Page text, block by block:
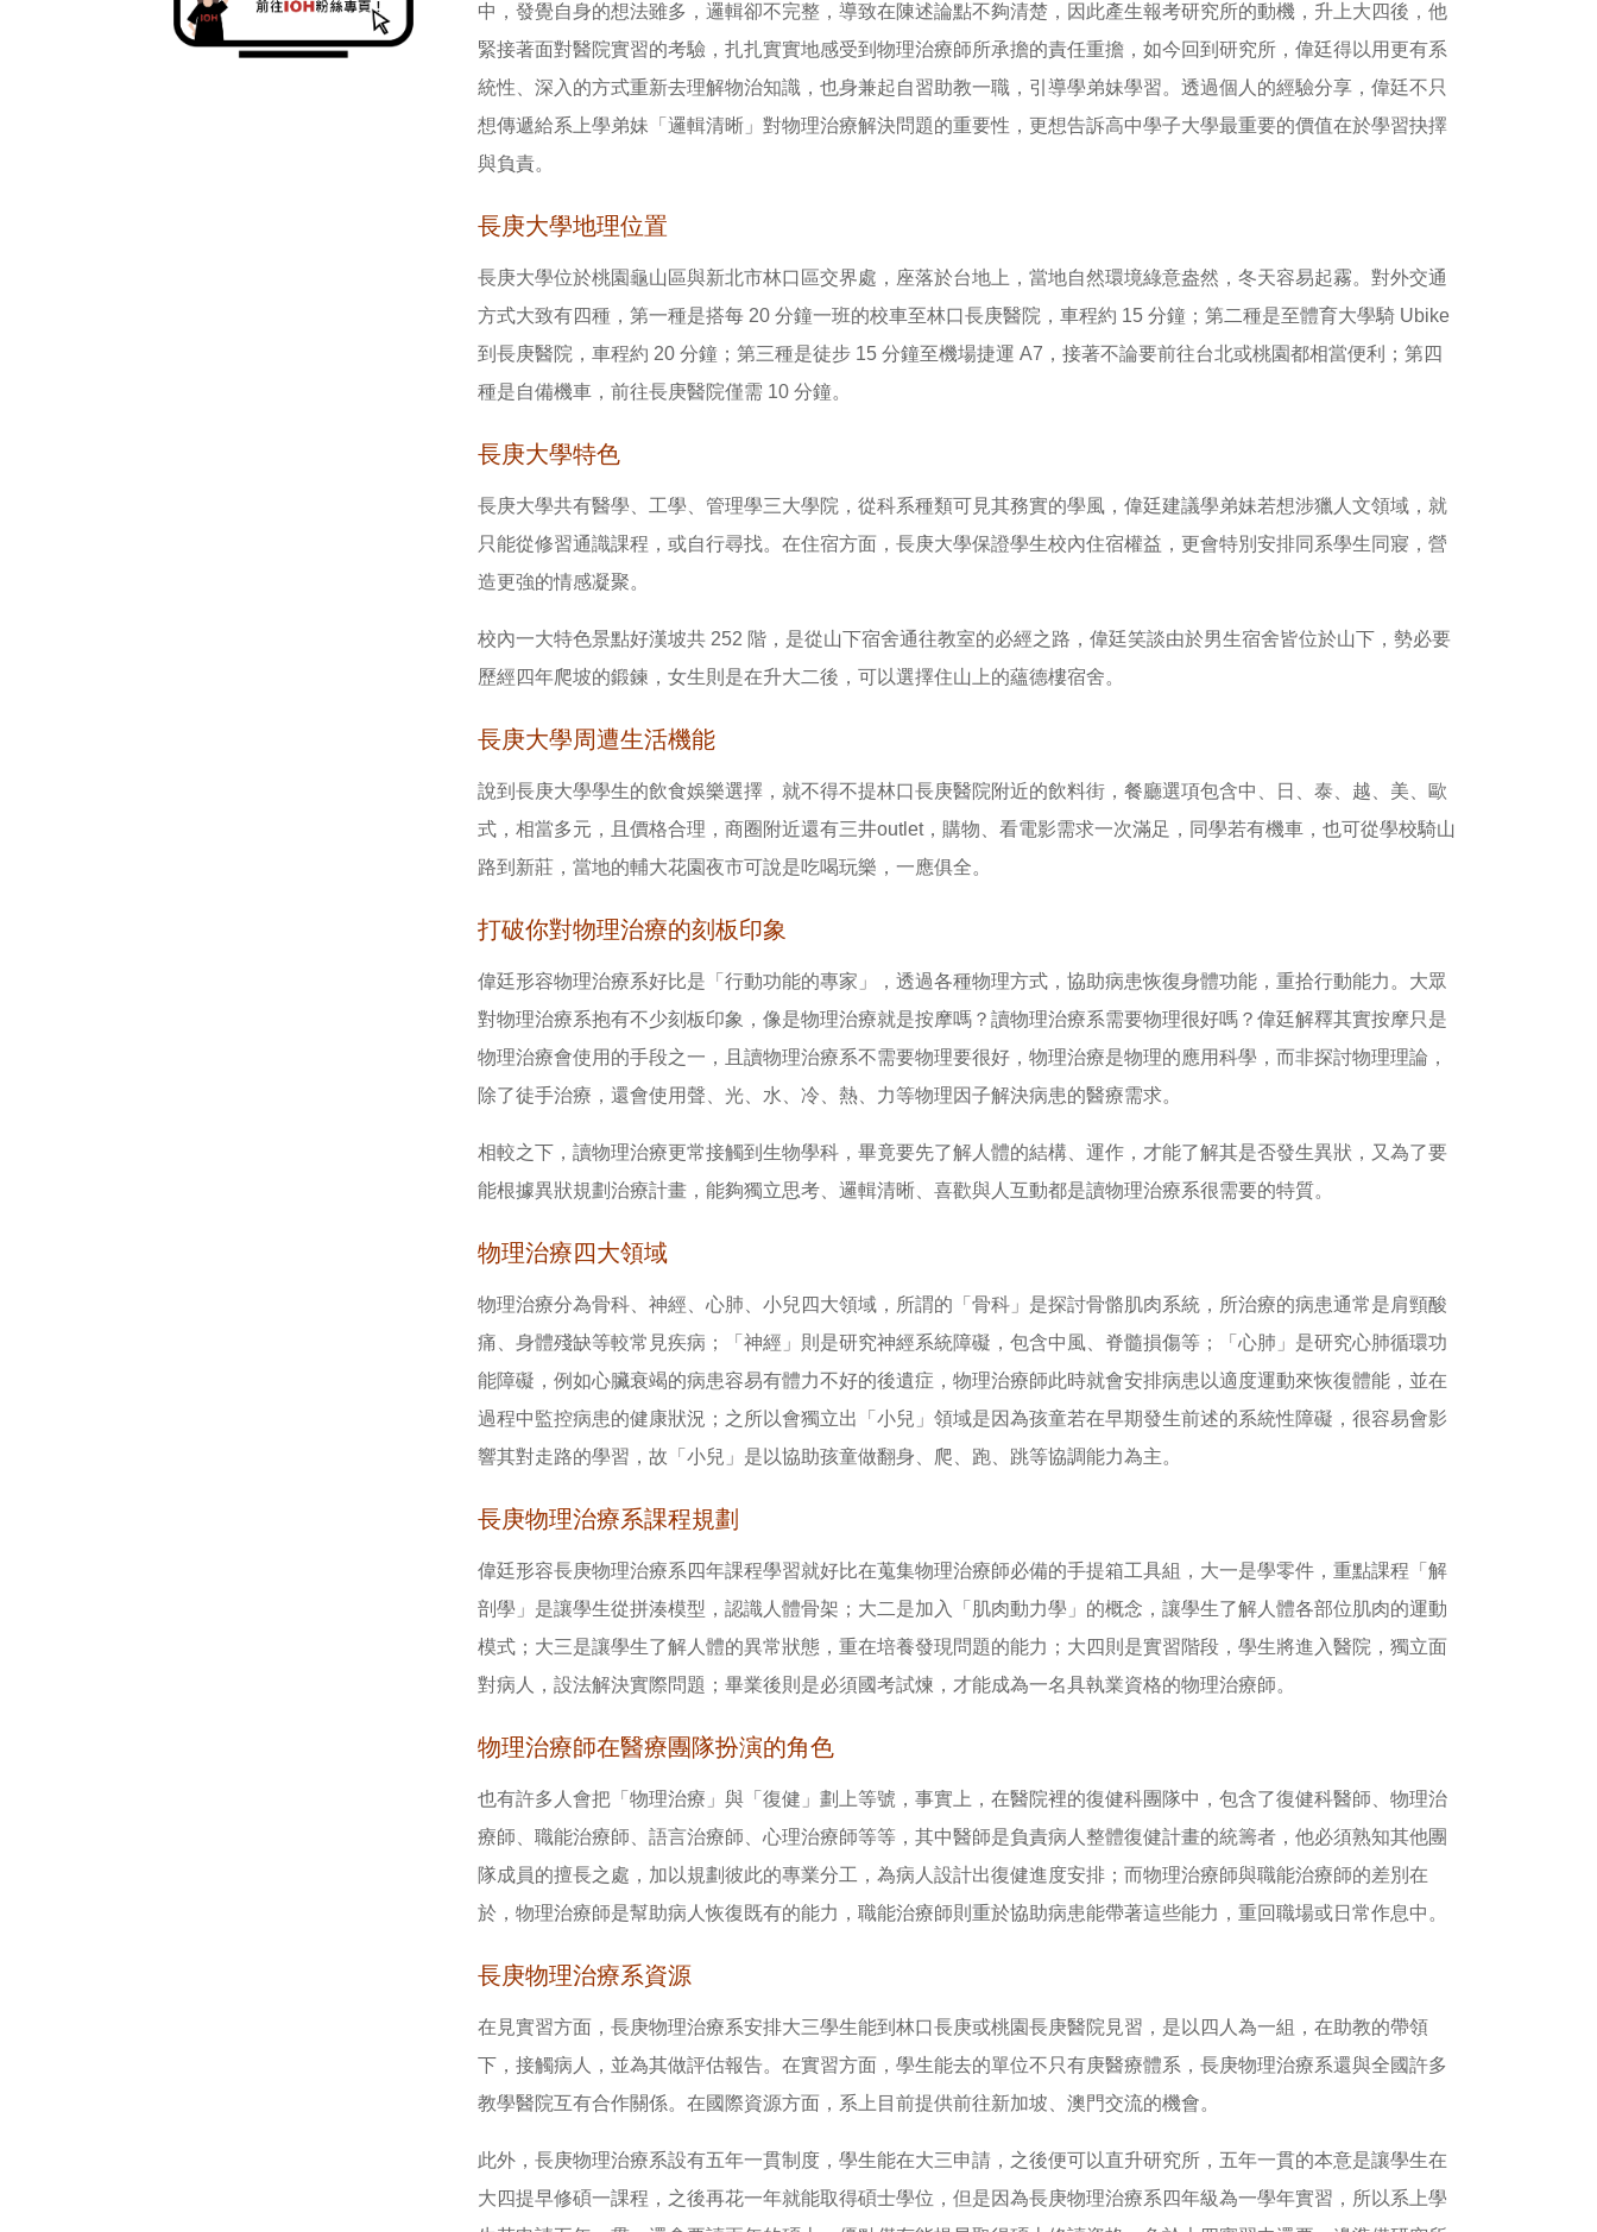
中，發覺自身的想法雖多，邏輯卻不完整，導致在陳述論點不夠清楚，因此產生報考研究所的動機，升上大四後，他
緊接著面對醫院實習的考驗，扎扎實實地感受到物理治療師所承擔的責任重擔，如今回到研究所，偉廷得以用更有系
統性、深入的方式重新去理解物治知識，也身兼起自習助教一職，引導學弟妹學習。透過個人的經驗分享，偉廷不只
想傳遞給系上學弟妹「邏輯清晰」對物理治療解決問題的重要性，更想告訴高中學子大學最重要的價值在於學習抉擇
與負責。
長庚大學地理位置
長庚大學位於桃園龜山區與新北市林口區交界處，座落於台地上，當地自然環境綠意盎然，冬天容易起霧。對外交通
方式大致有四種，第一種是搭每 20 分鐘一班的校車至林口長庚醫院，車程約 15 分鐘；第二種是至體育大學騎 Ubike
到長庚醫院，車程約 20 分鐘；第三種是徒步 15 分鐘至機場捷運 A7，接著不論要前往台北或桃園都相當便利；第四
種是自備機車，前往長庚醫院僅需 10 分鐘。
長庚大學特色
長庚大學共有醫學、工學、管理學三大學院，從科系種類可見其務實的學風，偉廷建議學弟妹若想涉獵人文領域，就
只能從修習通識課程，或自行尋找。在住宿方面，長庚大學保證學生校內住宿權益，更會特別安排同系學生同寢，營
造更強的情感凝聚。
校內一大特色景點好漢坡共 252 階，是從山下宿舍通往教室的必經之路，偉廷笑談由於男生宿舍皆位於山下，勢必要
歷經四年爬坡的鍛鍊，女生則是在升大二後，可以選擇住山上的蘊德樓宿舍。
長庚大學周遭生活機能
說到長庚大學學生的飲食娛樂選擇，就不得不提林口長庚醫院附近的飲料街，餐廳選項包含中、日、泰、越、美、歐
式，相當多元，且價格合理，商圈附近還有三井outlet，購物、看電影需求一次滿足，同學若有機車，也可從學校騎山
路到新莊，當地的輔大花園夜市可說是吃喝玩樂，一應俱全。
打破你對物理治療的刻板印象
偉廷形容物理治療系好比是「行動功能的專家」，透過各種物理方式，協助病患恢復身體功能，重拾行動能力。大眾
對物理治療系抱有不少刻板印象，像是物理治療就是按摩嗎？讀物理治療系需要物理很好嗎？偉廷解釋其實按摩只是
物理治療會使用的手段之一，且讀物理治療系不需要物理要很好，物理治療是物理的應用科學，而非探討物理理論，
除了徒手治療，還會使用聲、光、水、冷、熱、力等物理因子解決病患的醫療需求。
相較之下，讀物理治療更常接觸到生物學科，畢竟要先了解人體的結構、運作，才能了解其是否發生異狀，又為了要
能根據異狀規劃治療計畫，能夠獨立思考、邏輯清晰、喜歡與人互動都是讀物理治療系很需要的特質。
物理治療四大領域
物理治療分為骨科、神經、心肺、小兒四大領域，所謂的「骨科」是探討骨骼肌肉系統，所治療的病患通常是肩頸酸
痛、身體殘缺等較常見疾病；「神經」則是研究神經系統障礙，包含中風、脊髓損傷等；「心肺」是研究心肺循環功
能障礙，例如心臟衰竭的病患容易有體力不好的後遺症，物理治療師此時就會安排病患以適度運動來恢復體能，並在
過程中監控病患的健康狀況；之所以會獨立出「小兒」領域是因為孩童若在早期發生前述的系統性障礙，很容易會影
響其對走路的學習，故「小兒」是以協助孩童做翻身、爬、跑、跳等協調能力為主。
長庚物理治療系課程規劃
偉廷形容長庚物理治療系四年課程學習就好比在蒐集物理治療師必備的手提箱工具組，大一是學零件，重點課程「解
剖學」是讓學生從拼湊模型，認識人體骨架；大二是加入「肌肉動力學」的概念，讓學生了解人體各部位肌肉的運動
模式；大三是讓學生了解人體的異常狀態，重在培養發現問題的能力；大四則是實習階段，學生將進入醫院，獨立面
對病人，設法解決實際問題；畢業後則是必須國考試煉，才能成為一名具執業資格的物理治療師。
物理治療師在醫療團隊扮演的角色
也有許多人會把「物理治療」與「復健」劃上等號，事實上，在醫院裡的復健科團隊中，包含了復健科醫師、物理治
療師、職能治療師、語言治療師、心理治療師等等，其中醫師是負責病人整體復健計畫的統籌者，他必須熟知其他團
隊成員的擅長之處，加以規劃彼此的專業分工，為病人設計出復健進度安排；而物理治療師與職能治療師的差別在
於，物理治療師是幫助病人恢復既有的能力，職能治療師則重於協助病患能帶著這些能力，重回職場或日常作息中。
長庚物理治療系資源
在見實習方面，長庚物理治療系安排大三學生能到林口長庚或桃園長庚醫院見習，是以四人為一組，在助教的帶領
下，接觸病人，並為其做評估報告。在實習方面，學生能去的單位不只有庚醫療體系，長庚物理治療系還與全國許多
教學醫院互有合作關係。在國際資源方面，系上目前提供前往新加坡、澳門交流的機會。
此外，長庚物理治療系設有五年一貫制度，學生能在大三申請，之後便可以直升研究所，五年一貫的本意是讓學生在
大四提早修碩一課程，之後再花一年就能取得碩士學位，但是因為長庚物理治療系四年級為一學年實習，所以系上學